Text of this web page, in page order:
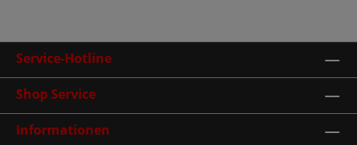
Service-Hotline
Shop Service
Informationen